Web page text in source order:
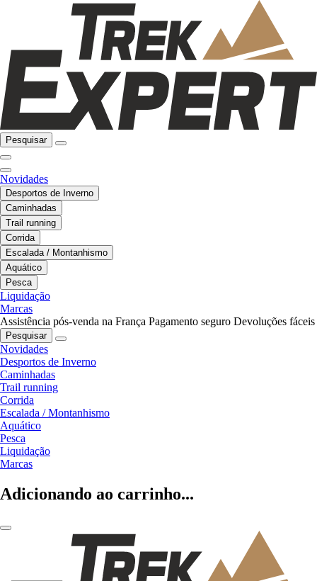
Pesquisar
Novidades
Desportos de Inverno
Caminhadas
Trail running
Corrida
Escalada / Montanhismo
Aquático
Pesca
Liquidação
Marcas
Assistência pós-venda na França Pagamento seguro Devoluções fáceis
Pesquisar
Novidades
Desportos de Inverno
Caminhadas
Trail running
Corrida
Escalada / Montanhismo
Aquático
Pesca
Liquidação
Marcas
Adicionando ao carrinho...